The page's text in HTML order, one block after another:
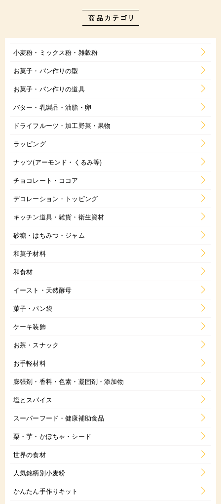
小麦粉・ミックス粉・雑穀粉
お菓子・パン作りの型
お菓子・パン作りの道具
バター・乳製品・油脂・卵
ドライフルーツ・加工野菜・果物
ラッピング
ナッツ(アーモンド・くるみ等)
チョコレート・ココア
デコレーション・トッピング
キッチン道具・雑貨・衛生資材
砂糖・はちみつ・ジャム
和菓子材料
和食材
イースト・天然酵母
菓子・パン袋
ケーキ装飾
お茶・スナック
お手軽材料
膨張剤・香料・色素・凝固剤・添加物
塩とスパイス
スーパーフード・健康補助食品
栗・芋・かぼちゃ・シード
世界の食材
人気銘柄別小麦粉
かんたん手作りキット